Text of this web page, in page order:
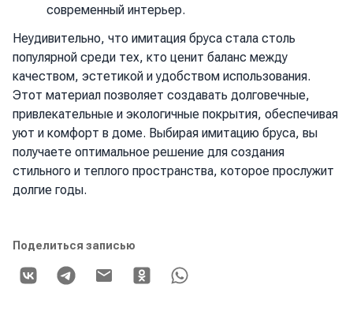
современный интерьер.
Неудивительно, что имитация бруса стала столь
популярной среди тех, кто ценит баланс между
качеством, эстетикой и удобством использования.
Этот материал позволяет создавать долговечные,
привлекательные и экологичные покрытия, обеспечивая
уют и комфорт в доме. Выбирая имитацию бруса, вы
получаете оптимальное решение для создания
стильного и теплого пространства, которое прослужит
долгие годы.
Поделиться записью